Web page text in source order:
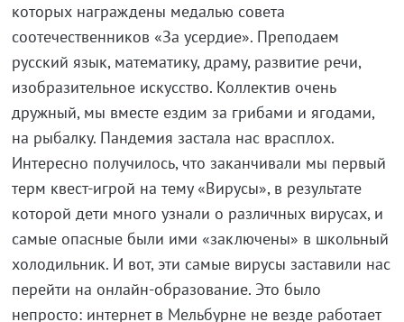
которых награждены медалью совета
соотечественников «За усердие». Преподаем
русский язык, математику, драму, развитие речи,
изобразительное искусство. Коллектив очень
дружный, мы вместе ездим за грибами и ягодами,
на рыбалку. Пандемия застала нас врасплох.
Интересно получилось, что заканчивали мы первый
терм квест-игрой на тему «Вирусы», в результате
которой дети много узнали о различных вирусах, и
самые опасные были ими «заключены» в школьный
холодильник. И вот, эти самые вирусы заставили нас
перейти на онлайн-образование. Это было
непросто: интернет в Мельбурне не везде работает